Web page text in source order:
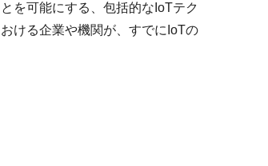
を可能にする、包括的なIoTテク
ける企業や機関が、すでにIoTの